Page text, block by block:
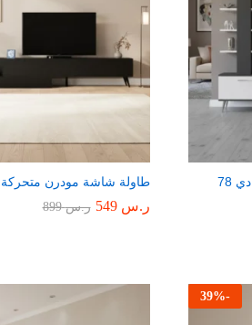
78 طاولة شاشة مودرن متحركة
ر.س 549 ر.س899
-
39%